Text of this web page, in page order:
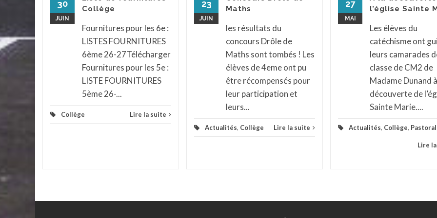
...
30
JUIN
Collège
Fournitures pour les 6e :
LISTES FOURNITURES
6ème 26-27Télécharger
Fournitures pour les 5e :
LISTE FOURNITURES
5ème 26-...
Collège Lire la suite
23
JUIN
Maths
les résultats du
concours Drôle de
Maths sont tombés ! Les
élèves de 4eme ont pu
être récompensés pour
leur participation et
leurs...
Actualités, Collège Lire la suite
27
MAI
l’église Sainte
Les élèves du
catéchisme ont
leurs camarades
classe de CM2 de
Madame Dunand
découverte de
Sainte Marie....
Actualités, Collège,
Lire